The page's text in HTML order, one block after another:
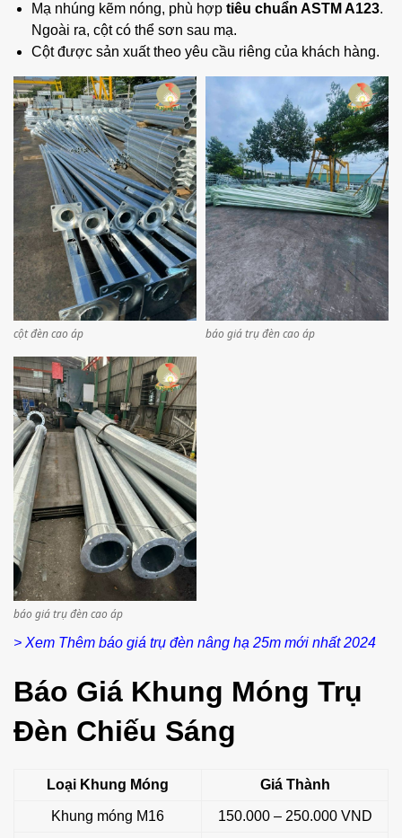
Mạ nhúng kẽm nóng, phù hợp tiêu chuẩn ASTM A123.
Ngoài ra, cột có thể sơn sau mạ.
Cột được sản xuất theo yêu cầu riêng của khách hàng.
cột đèn cao áp báo giá trụ đèn cao áp
báo giá trụ đèn cao áp
> Xem Thêm báo giá trụ đèn nâng hạ 25m mới nhất 2024
Báo Giá Khung Móng Trụ
Đèn Chiếu Sáng
Loại Khung Móng Giá Thành
Khung móng M16 150.000 – 250.000 VND